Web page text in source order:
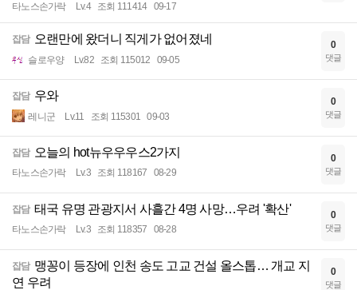
타노스손가락 Lv.4 조회 111414 09-17
잡담 오랜만에 왔더니 직게가 없어졌네
슬로우양 Lv.82 조회 115012 09-05
0
댓글
잡담 우와
레니군 Lv.11 조회 115301 09-03
0
댓글
잡담 오늘의 hot뉴우우우스2가지
타노스손가락 Lv.3 조회 118167 08-29
0
댓글
잡담 태국 유명 관광지서 사흘간 4명 사망…우려 '확산'
타노스손가락 Lv.3 조회 118357 08-28
0
댓글
잡담 맹꽁이 등장에 인천 송도 고교 건설 올스톱… 개교 지
연 우려
0
댓글